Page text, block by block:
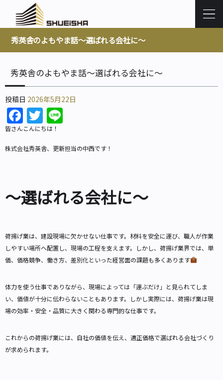
秀英舎のよもやま話～選ばれる会社に～
秀英舎のよもやま話～選ばれる会社に～
投稿日 2026年5月22日
Facebook
Twitter
皆さんこんにちは！
株式会社秀英舎、更新担当の中西です！
～選ばれる会社に～
荷揚げ業は、建設現場に欠かせない仕事です。材料を安全に運び、職人が作業
しやすい場所へ配置し、現場の工程を支えます。しかし、荷揚げ業界では、単
価、価格競争、働き方、差別化といった経営面の課題も多くあります
体力を使う仕事でありながら、現場によっては「運ぶだけ」と見られてしま
い、価値が十分に伝わらないこともあります。しかし実際には、荷揚げ業は現
場の効率・安全・品質に大きく関わる専門的な仕事です。
これからの荷揚げ業には、自社の価値を伝え、適正価格で選ばれる会社づくり
が求められます。